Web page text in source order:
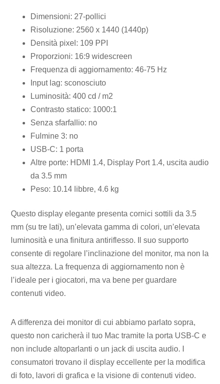
Dimensioni: 27-pollici
Risoluzione: 2560 x 1440 (1440p)
Densità pixel: 109 PPI
Proporzioni: 16:9 widescreen
Frequenza di aggiornamento: 46-75 Hz
Input lag: sconosciuto
Luminosità: 400 cd / m2
Contrasto statico: 1000:1
Senza sfarfallio: no
Fulmine 3: no
USB-C: 1 porta
Altre porte: HDMI 1.4, Display Port 1.4, uscita audio
da 3.5 mm
Peso: 10.14 libbre, 4.6 kg
Questo display elegante presenta cornici sottili da 3.5
mm (su tre lati), un’elevata gamma di colori, un’elevata
luminosità e una finitura antiriflesso. Il suo supporto
consente di regolare l’inclinazione del monitor, ma non la
sua altezza. La frequenza di aggiornamento non è
l’ideale per i giocatori, ma va bene per guardare
contenuti video.
A differenza dei monitor di cui abbiamo parlato sopra,
questo non caricherà il tuo Mac tramite la porta USB-C e
non include altoparlanti o un jack di uscita audio. I
consumatori trovano il display eccellente per la modifica
di foto, lavori di grafica e la visione di contenuti video.